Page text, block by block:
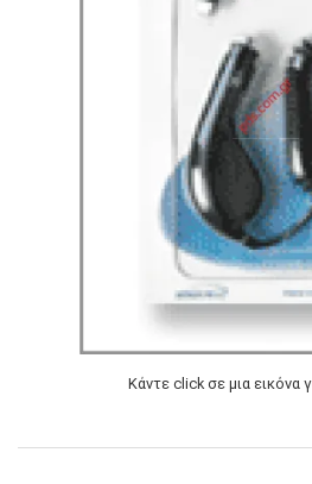
Κάντε click σε μια εικόνα